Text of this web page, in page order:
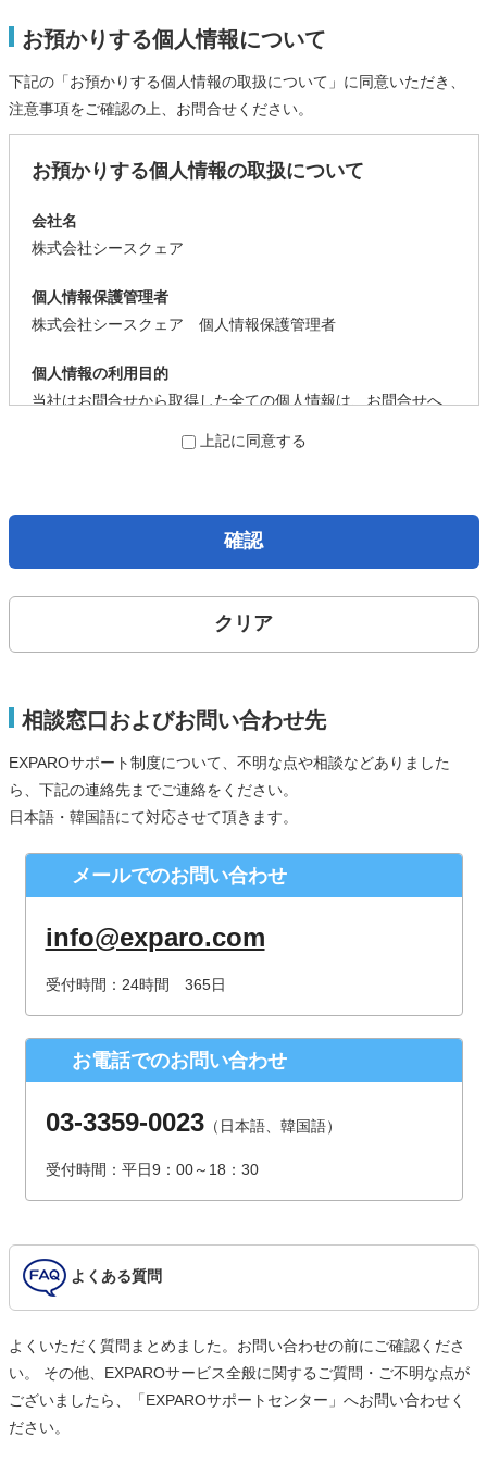
お預かりする個人情報について
下記の「お預かりする個人情報の取扱について」に同意いただき、
注意事項をご確認の上、お問合せください。
お預かりする個人情報の取扱について
会社名
株式会社シースクェア
個人情報保護管理者
株式会社シースクェア 個人情報保護管理者
個人情報の利用目的
当社はお問合せから取得した全ての個人情報は、お問合せへ
人の了解を得ることなく第三者に提供することはありませ
お問合せから取得した個人情報は委託することがありませ
開示対象個人情報の開示等および問合せ窓口について
の、利用目的の通知、開示、内容の訂正、追加または削除、
利用の停止、消去および第三者への提供の停止（「開示等」
といいます。）に応じます。
株式会社シースクェア 個人情報お問合せ窓口
〒160-0023 東京都新宿区西新宿６丁目１２−１ パークウェ
Eメール：info@c-square.co.jp
個人情報を入力するにあたっての注意事項
合せへの回答ができない場合がございます。
ん。
上記に同意する
クリア
確認
相談窓口およびお問い合わせ先
EXPAROサポート制度について、不明な点や相談などありました
ら、下記の連絡先までご連絡をください。
日本語・韓国語にて対応させて頂きます。
メールでのお問い合わせ
info@exparo.com
受付時間：24時間 365日
お電話でのお問い合わせ
03-3359-0023（日本語、韓国語）
受付時間：平日9：00～18：30
よくある質問
よくいただく質問まとめました。お問い合わせの前にご確認くださ
い。 その他、EXPAROサービス全般に関するご質問・ご不明な点が
ございましたら、「EXPAROサポートセンター」へお問い合わせく
ださい。